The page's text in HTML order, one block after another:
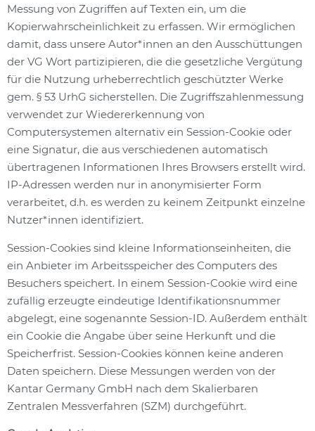
Messung von Zugriffen auf Texten ein, um die
Kopierwahrscheinlichkeit zu erfassen. Wir ermöglichen
damit, dass unsere Autor*innen an den Ausschüttungen
der VG Wort partizipieren, die die gesetzliche Vergütung
für die Nutzung urheberrechtlich geschützter Werke
gem. § 53 UrhG sicherstellen. Die Zugriffszahlenmessung
verwendet zur Wiedererkennung von
Computersystemen alternativ ein Session-Cookie oder
eine Signatur, die aus verschiedenen automatisch
übertragenen Informationen Ihres Browsers erstellt wird.
IP-Adressen werden nur in anonymisierter Form
verarbeitet, d.h. es werden zu keinem Zeitpunkt einzelne
Nutzer*innen identifiziert.
Session-Cookies sind kleine Informationseinheiten, die
ein Anbieter im Arbeitsspeicher des Computers des
Besuchers speichert. In einem Session-Cookie wird eine
zufällig erzeugte eindeutige Identifikationsnummer
abgelegt, eine sogenannte Session-ID. Außerdem enthält
ein Cookie die Angabe über seine Herkunft und die
Speicherfrist. Session-Cookies können keine anderen
Daten speichern. Diese Messungen werden von der
Kantar Germany GmbH nach dem Skalierbaren
Zentralen Messverfahren (SZM) durchgeführt.